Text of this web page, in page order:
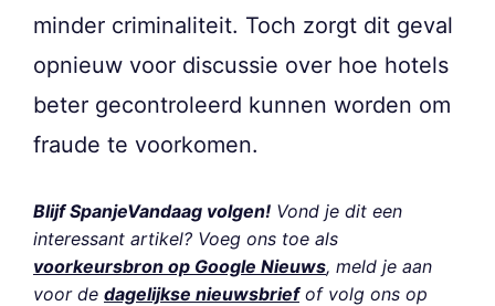
minder criminaliteit. Toch zorgt dit geval
opnieuw voor discussie over hoe hotels
beter gecontroleerd kunnen worden om
fraude te voorkomen.
Blijf SpanjeVandaag volgen! Vond je dit een
interessant artikel? Voeg ons toe als
voorkeursbron op Google Nieuws, meld je aan
voor de dagelijkse nieuwsbriefof volg ons op